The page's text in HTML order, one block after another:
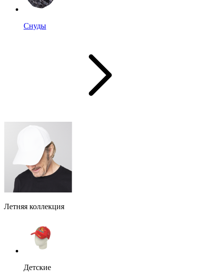
Снуды
Летняя коллекция
Детские